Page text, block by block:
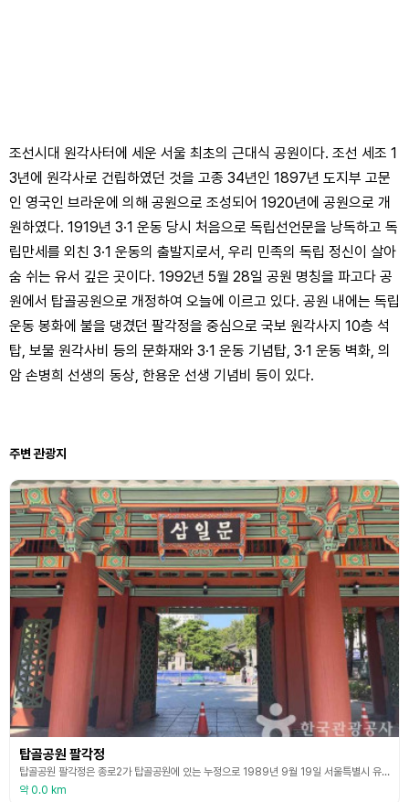
조선시대 원각사터에 세운 서울 최초의 근대식 공원이다. 조선 세조 1
3년에 원각사로 건립하였던 것을 고종 34년인 1897년 도지부 고문
인 영국인 브라운에 의해 공원으로 조성되어 1920년에 공원으로 개
원하였다. 1919년 3·1 운동 당시 처음으로 독립선언문을 낭독하고 독
립만세를 외친 3·1 운동의 출발지로서, 우리 민족의 독립 정신이 살아
숨 쉬는 유서 깊은 곳이다. 1992년 5월 28일 공원 명칭을 파고다 공
원에서 탑골공원으로 개정하여 오늘에 이르고 있다. 공원 내에는 독립
운동 봉화에 불을 댕겼던 팔각정을 중심으로 국보 원각사지 10층 석
탑, 보물 원각사비 등의 문화재와 3·1 운동 기념탑, 3·1 운동 벽화, 의
암 손병희 선생의 동상, 한용운 선생 기념비 등이 있다.
주변 관광지
탑골공원 팔각정
탑골공원 팔각정은 종로2가 탑골공원에 있는 누정으로 1989년 9월 19일 서울특별시 유형문화재로 지정되었다. 고종 34년(1897) 도지부 고문인 영국인 브라운의 건의에 따라 탑골공원을 조성할 때 함께 건립하였다. 탑골공원은 서울 최초의 근대식 공원이며 팔각정은 1902년 고종 즉위 40년을 기념하는 대대적인 행사를 위해 군악대의 연주 장소로 지은 것으로 추정된다. 당시 이곳은 황실 관현악단이 음악 연주소로 사용했는데 일요일에만 공개로 관현악을 연주하
약 0.0 km